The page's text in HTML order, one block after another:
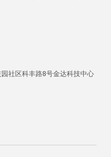
社区科丰路8号金达科技中心